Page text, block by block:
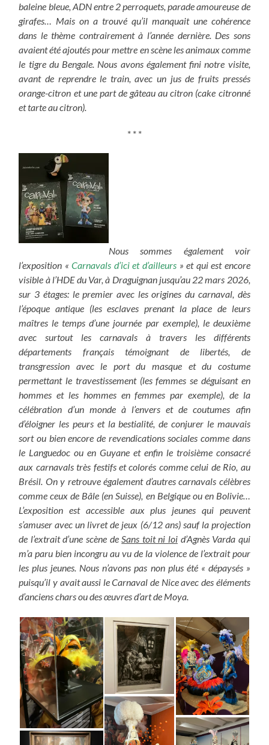
baleine bleue, ADN entre 2 perroquets, parade amoureuse de
girafes… Mais on a trouvé qu’il manquait une cohérence
dans le thème contrairement à l’année dernière. Des sons
avaient été ajoutés pour mettre en scène les animaux comme
le tigre du Bengale. Nous avons également fini notre visite,
avant de reprendre le train, avec un jus de fruits pressés
orange-citron et une part de gâteau au citron (cake citronné
et tarte au citron).
* * *
Nous sommes également voir
l’exposition «Carnavals d’ici et d’ailleurs » et qui est encore
visible à l’HDE du Var, à Draguignan jusqu’au 22 mars 2026,
sur 3 étages: le premier avec les origines du carnaval, dès
l’époque antique (les esclaves prenant la place de leurs
maîtres le temps d’une journée par exemple), le deuxième
avec surtout les carnavals à travers les différents
départements français témoignant de libertés, de
transgression avec le port du masque et du costume
permettant le travestissement (les femmes se déguisant en
hommes et les hommes en femmes par exemple), de la
célébration d’un monde à l’envers et de coutumes afin
d’éloigner les peurs et la bestialité, de conjurer le mauvais
sort ou bien encore de revendications sociales comme dans
le Languedoc ou en Guyane et enfin le troisième consacré
aux carnavals très festifs et colorés comme celui de Rio, au
Brésil. On y retrouve également d’autres carnavals célèbres
comme ceux de Bâle (en Suisse), en Belgique ou en Bolivie…
L’exposition est accessible aux plus jeunes qui peuvent
s’amuser avec un livret de jeux (6/12 ans) sauf la projection
de l’extrait d’une scène deSans toit ni loid’Agnès Varda qui
m’a paru bien incongru au vu de la violence de l’extrait pour
les plus jeunes. Nous n’avons pas non plus été « dépaysés »
puisqu’il y avait aussi le Carnaval de Nice avec des éléments
d’anciens chars ou des œuvres d’art de Moya.